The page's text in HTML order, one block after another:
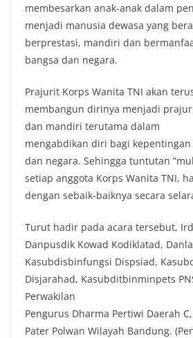
membesarkan anak-anak dalam
menjadi manusia dewasa yang
berprestasi, mandiri dan
bangsa dan negara.
Prajurit Korps Wanita TNI akan
membangun dirinya menjadi
dan mandiri terutama dalam
mengabdikan diri bagi kepentingan
dan negara. Sehingga tuntutan
setiap anggota Korps Wanita TNI,
dengan sebaik-baiknya secara
Turut hadir pada acara tersebut,
Danpusdik Kowad Kodiklatad,
Kasubdisbinfungsi Dispsiad,
Disjarahad, Kasubditbinminpets
Perwakilan
Pengurus Dharma Pertiwi Daerah
Pater Polwan Wilayah Bandung.